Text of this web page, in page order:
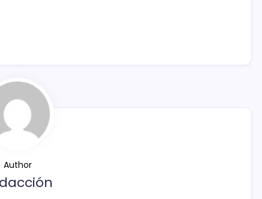
Author